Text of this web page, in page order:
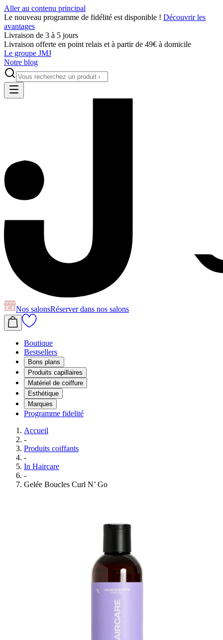
Aller au contenu principal
Le nouveau programme de fidélité est disponible ! Découvrir les
avantages
Livraison de 3 à 5 jours
Livraison offerte en point relais et à partir de 49€ à domicile
Le groupe JMJ
Notre blog
Nos salonsRéserverdans nos salons
Boutique
Bestsellers
Bons plans
Produits capillaires
Matériel de coiffure
Esthétique
Marques
Programme fidelité
Accueil
-
Produits coiffants
-
In Haircare
-
Gelée Boucles Curl N’ Go